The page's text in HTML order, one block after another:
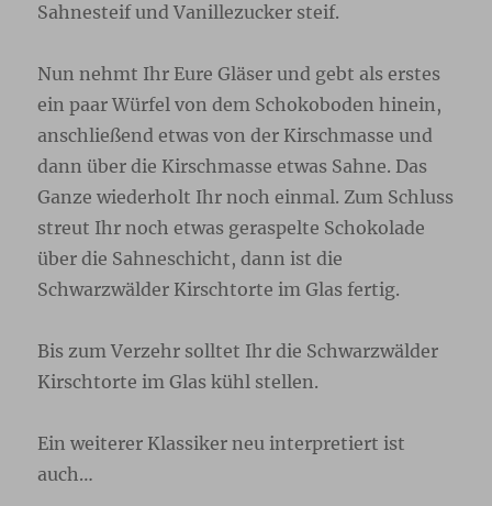
Sahnesteif und Vanillezucker steif.
Nun nehmt Ihr Eure Gläser und gebt als erstes
ein paar Würfel von dem Schokoboden hinein,
anschließend etwas von der Kirschmasse und
dann über die Kirschmasse etwas Sahne. Das
Ganze wiederholt Ihr noch einmal. Zum Schluss
streut Ihr noch etwas geraspelte Schokolade
über die Sahneschicht, dann ist die
Schwarzwälder Kirschtorte im Glas fertig.
Bis zum Verzehr solltet Ihr die Schwarzwälder
Kirschtorte im Glas kühl stellen.
Ein weiterer Klassiker neu interpretiert ist
auch…